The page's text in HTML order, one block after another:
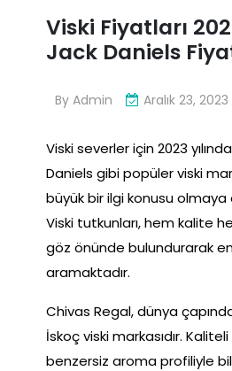
Viski Fiyatları
Jack Daniels
By Admin Aralık 23, 2023
Viski severler için 2023
Daniels gibi popüler viski
büyük bir ilgi konusu
Viski tutkunları, hem kalite
göz önünde bulundurarak
aramaktadır.
Chivas Regal, dünya
İskoç viski markasıdır.
benzersiz aroma profiliyle